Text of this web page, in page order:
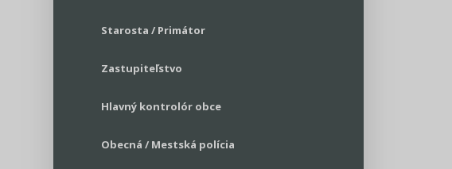
Starosta / Primátor
Zastupiteľstvo
Hlavný kontrolór obce
Obecná / Mestská polícia